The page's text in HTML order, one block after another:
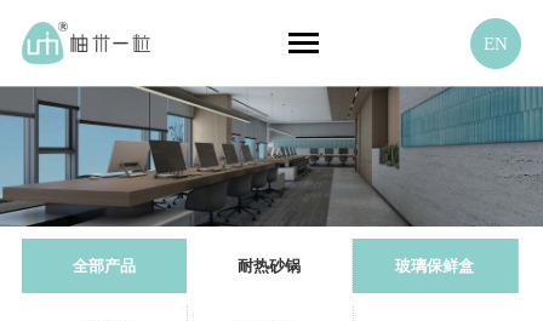
EN
全部产品 耐热砂锅 玻璃保鲜盒